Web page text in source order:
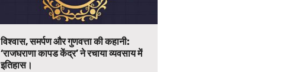
विश्वास, समर्पण और गुणवत्ता की कहानी:
‘राजघराणा कापड केंद्र’ ने रचाया व्यवसाय में
इतिहास।